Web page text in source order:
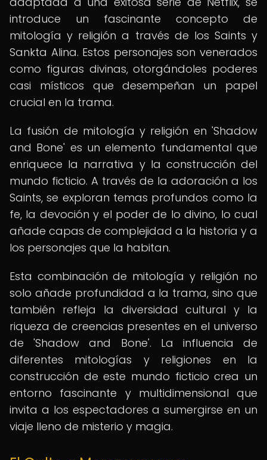
introduce un fascinante concepto de
mitología y religión a través de los Saints y
Sankta Alina. Estos personajes son venerados
como figuras divinas, otorgándoles poderes
casi místicos que desempeñan un papel
crucial en la trama.
La fusión de mitología y religión en 'Shadow
and Bone' es un elemento fundamental que
enriquece la narrativa y la construcción del
mundo ficticio. A través de la adoración a los
Saints, se exploran temas profundos como la
fe, la devoción y el poder de lo divino, lo cual
añade capas de complejidad a la historia y a
los personajes que la habitan.
Esta combinación de mitología y religión no
solo añade profundidad a la trama, sino que
también refleja la diversidad cultural y la
riqueza de creencias presentes en el universo
de 'Shadow and Bone'. La influencia de
diferentes mitologías y religiones en la
construcción de este mundo ficticio crea un
entorno fascinante y multidimensional que
invita a los espectadores a sumergirse en un
viaje lleno de misterio y magia.